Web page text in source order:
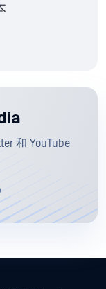
和 YouTube